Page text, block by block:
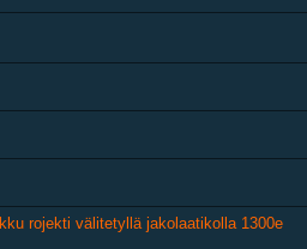
rojekti välitetyllä jakolaatikolla 1300e